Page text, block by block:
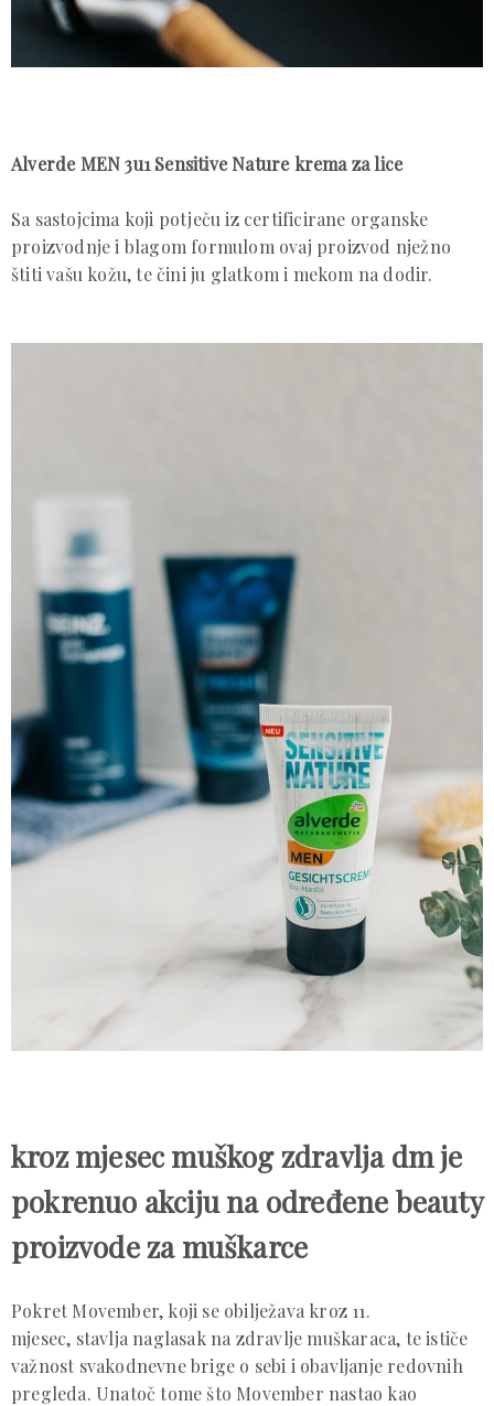
Alverde MEN 3u1 Sensitive Naturekrema za lice
Sa sastojcima koji potječu iz certificirane organske
proizvodnje i blagom formulom ovaj proizvod nježno
štiti vašu kožu, te čini ju glatkom i mekom na dodir.
kroz mjesec muškog zdravlja dm je
pokrenuo akciju na određene beauty
proizvode za muškarce
Pokret Movember, koji se obilježava kroz 11.
mjesec, stavlja naglasak na zdravlje muškaraca, te ističe
važnost svakodnevne brige o sebi i obavljanje redovnih
pregleda. Unatoč tome što Movember nastao kao